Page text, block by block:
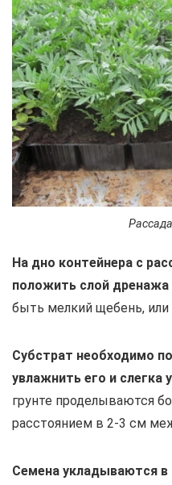
На дно контейнера с
положить слой
быть мелкий щебень, или
Субстрат необходимо
увлажнить его и слегка
грунте проделываются
расстоянием в 2-3 см
Семена укладываются в